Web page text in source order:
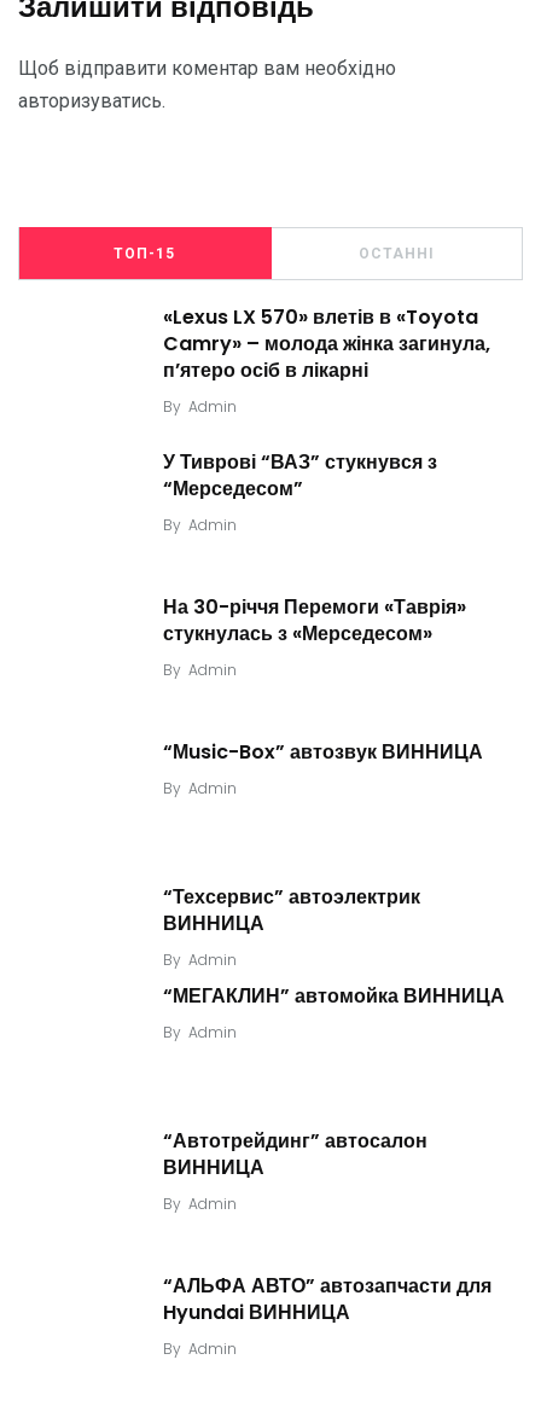
Щоб відправити коментар вам необхідно
авторизуватись.
ТОП-15 ОСТАННІ
«Lexus LX 570» влетів в «Toyota
Camry» – молода жінка загинула,
п’ятеро осіб в лікарні
By Admin
У Тиврові “ВАЗ” стукнувся з
“Мерседесом”
By Admin
На 30-річчя Перемоги «Таврія»
стукнулась з «Мерседесом»
By Admin
“Мusic-Box” автозвук ВИННИЦА
By Admin
“Техсервис” автоэлектрик
ВИННИЦА
By Admin
“МЕГАКЛИН” автомойка ВИННИЦА
By Admin
“Автотрейдинг” автосалон
ВИННИЦА
By Admin
“АЛЬФА АВТО” автозапчасти для
Hyundai ВИННИЦА
By Admin